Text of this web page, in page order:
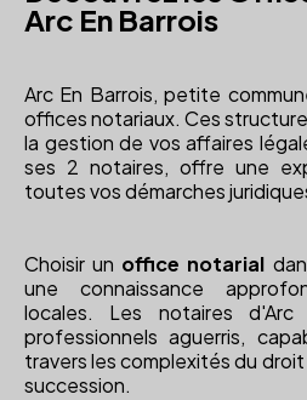
Arc En Barrois
Arc En Barrois, petite
offices notariaux. Ces
la gestion de vos affaires
ses 2 notaires, offre une
toutes vos démarches
Choisir un office notarial
une connaissance
locales. Les notaires
professionnels aguerris,
travers les complexités du droit
succession.